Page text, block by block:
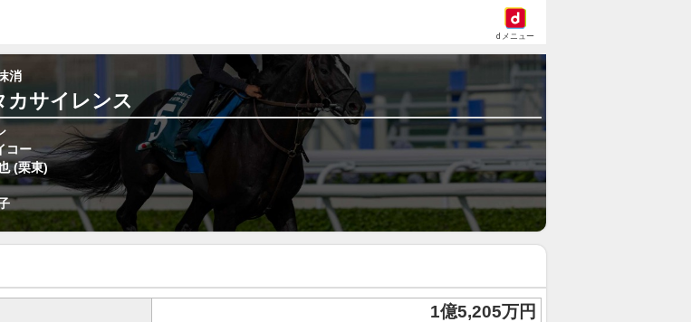
dメニュー
消
カサイレンス
コー
(栗東)
1億5,205万円